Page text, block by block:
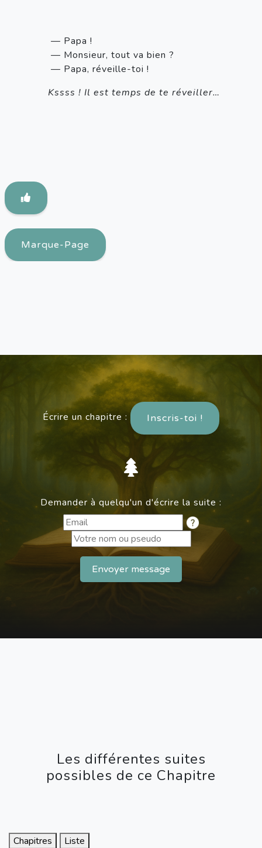
— Papa !
— Monsieur, tout va bien ?
— Papa, réveille-toi !
Kssss ! Il est temps de te réveiller…
Marque-Page
Écrire un chapitre : Inscris-toi !
Demander à quelqu'un d'écrire la suite :
Envoyer message
Les différentes suites
possibles de ce Chapitre
Chapitres Liste